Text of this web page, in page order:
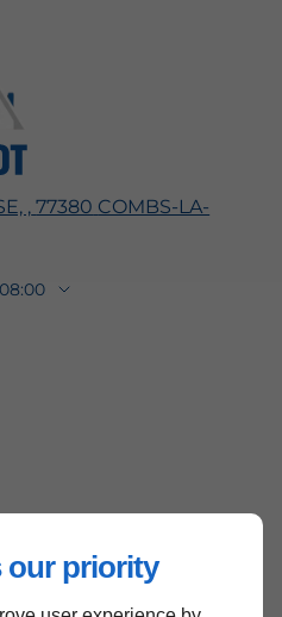
our priority
, 77380 COMBS-LA-